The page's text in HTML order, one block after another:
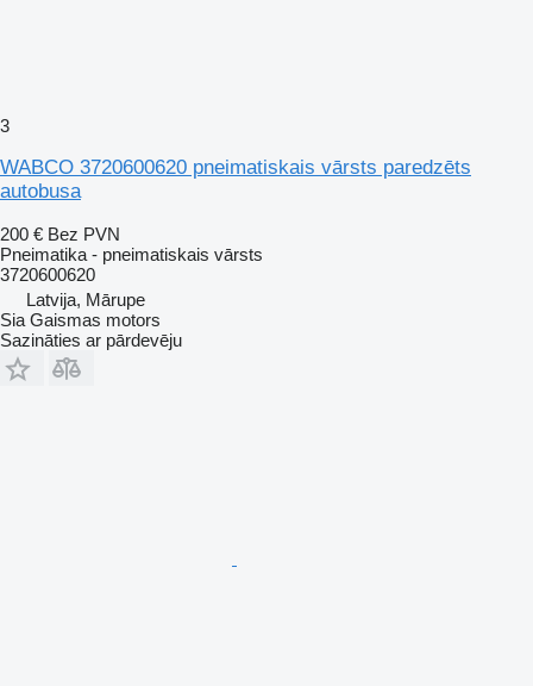
3
WABCO 3720600620 pneimatiskais vārsts paredzēts
autobusa
200 € Bez PVN
Pneimatika - pneimatiskais vārsts
3720600620
Latvija, Mārupe
Sia Gaismas motors
Sazināties ar pārdevēju